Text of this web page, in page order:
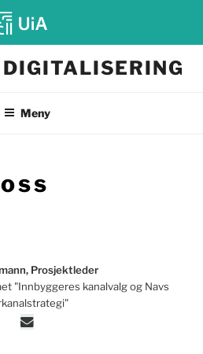
Meny
Prosjektleder
"Innbyggeres kanalvalg og Navs